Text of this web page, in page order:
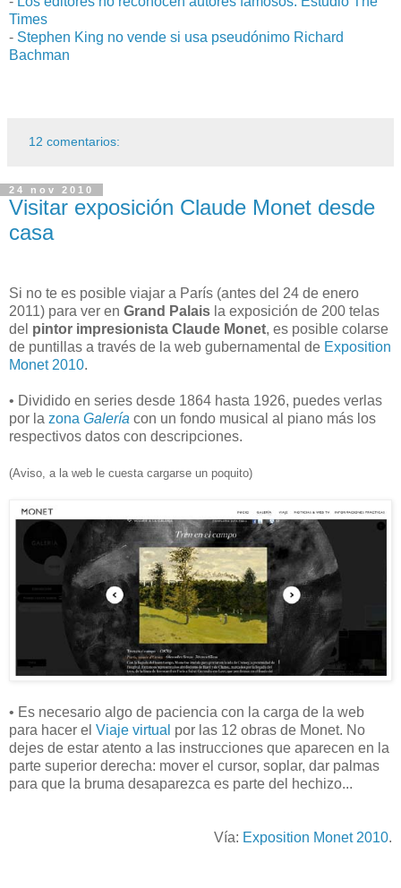
Times
- Stephen King no vende si usa pseudónimo Richard
Bachman
12 comentarios:
24 nov 2010
Visitar exposición Claude Monet desde
casa
Si no te es posible viajar a París (antes del 24 de enero
2011) para ver en Grand Palais la exposición de 200 telas
del pintor impresionista Claude Monet, es posible colarse
de puntillas a través de la web gubernamental de Exposition
Monet 2010.
• Dividido en series desde 1864 hasta 1926, puedes verlas
por la zona Galería con un fondo musical al piano más los
respectivos datos con descripciones.
(Aviso, a la web le cuesta cargarse un poquito)
• Es necesario algo de paciencia con la carga de la web
para hacer el Viaje virtual por las 12 obras de Monet. No
dejes de estar atento a las instrucciones que aparecen en la
parte superior derecha: mover el cursor, soplar, dar palmas
para que la bruma desaparezca es parte del hechizo...
Vía: Exposition Monet 2010.